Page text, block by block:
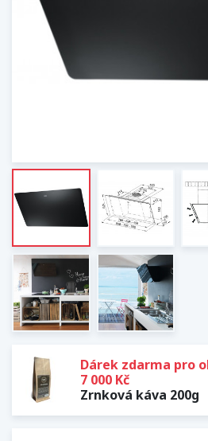
Dárek zdarma pro
7 000 Kč
Zrnková káva 200g